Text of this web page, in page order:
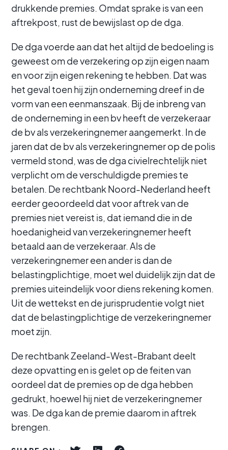
drukkende premies. Omdat sprake is van een
aftrekpost, rust de bewijslast op de dga.
De dga voerde aan dat het altijd de bedoeling is
geweest om de verzekering op zijn eigen naam
en voor zijn eigen rekening te hebben. Dat was
het geval toen hij zijn onderneming dreef in de
vorm van een eenmanszaak. Bij de inbreng van
de onderneming in een bv heeft de verzekeraar
de bv als verzekeringnemer aangemerkt. In de
jaren dat de bv als verzekeringnemer op de polis
vermeld stond, was de dga civielrechtelijk niet
verplicht om de verschuldigde premies te
betalen. De rechtbank Noord-Nederland heeft
eerder geoordeeld dat voor aftrek van de
premies niet vereist is, dat iemand die in de
hoedanigheid van verzekeringnemer heeft
betaald aan de verzekeraar. Als de
verzekeringnemer een ander is dan de
belastingplichtige, moet wel duidelijk zijn dat de
premies uiteindelijk voor diens rekening komen.
Uit de wettekst en de jurisprudentie volgt niet
dat de belastingplichtige de verzekeringnemer
moet zijn.
De rechtbank Zeeland-West-Brabant deelt
deze opvatting en is gelet op de feiten van
oordeel dat de premies op de dga hebben
gedrukt, hoewel hij niet de verzekeringnemer
was. De dga kan de premie daarom in aftrek
brengen.